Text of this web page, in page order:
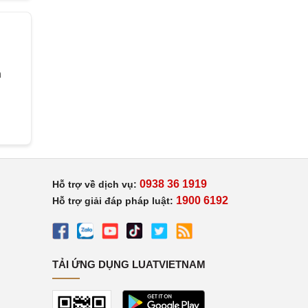
Hỗ trợ về dịch vụ: 0938 36 1919
Hỗ trợ giải đáp pháp luật: 1900 6192
TẢI ỨNG DỤNG LUATVIETNAM